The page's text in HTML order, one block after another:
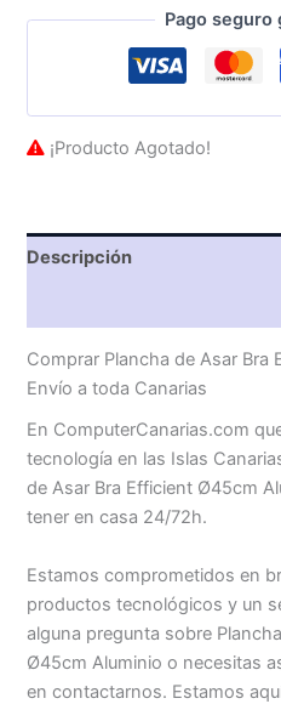
Pago seguro
¡Producto Agotado!
Descripción
Comprar Plancha de Asar
Envío a toda Canarias
En ComputerCanarias.com
tecnología en las Islas
de Asar Bra Efficient Ø45cm
tener en casa 24/72h.
Estamos comprometidos en
productos tecnológicos y un
alguna pregunta sobre
Ø45cm Aluminio o necesitas
en contactarnos. Estamos